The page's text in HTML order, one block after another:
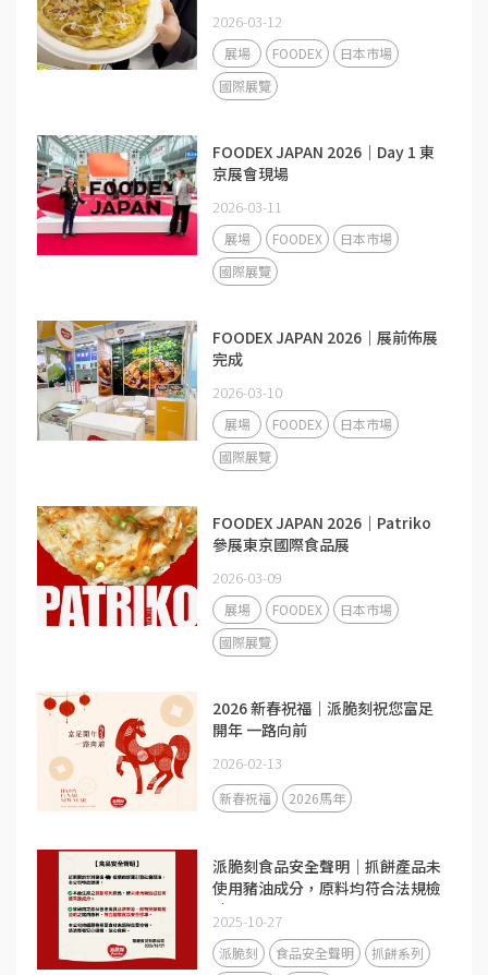
2026-03-12
展場 FOODEX
日本市場
國際展覽
FOODEX JAPAN 2026｜Day 1 東
京展會現場
2026-03-11
展場 FOODEX
日本市場
國際展覽
FOODEX JAPAN 2026｜展前佈展
完成
2026-03-10
展場 FOODEX
日本市場
國際展覽
FOODEX JAPAN 2026｜Patriko
參展東京國際食品展
2026-03-09
展場 FOODEX
日本市場
國際展覽
2026 新春祝福｜派脆刻祝您富足
開年 一路向前
2026-02-13
新春祝福 2026馬年
派脆刻食品安全聲明｜抓餅產品未
使用豬油成分，原料均符合法規檢
驗
2025-10-27
派脆刻 食品安全聲明
抓餅系列